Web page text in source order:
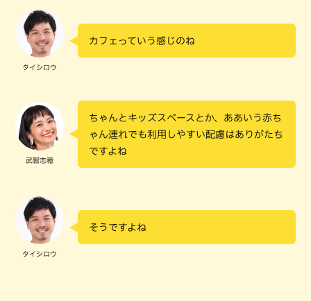
タイシロウ
カフェっていう感じのね
武智志穂
ちゃんとキッズスペースとか、ああいう赤ち
ゃん連れでも利用しやすい配慮はありがたち
ですよね
タイシロウ
そうですよね